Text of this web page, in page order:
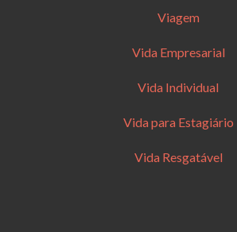
Viagem
Vida Empresarial
Vida Individual
Vida para Estagiário
Vida Resgatável